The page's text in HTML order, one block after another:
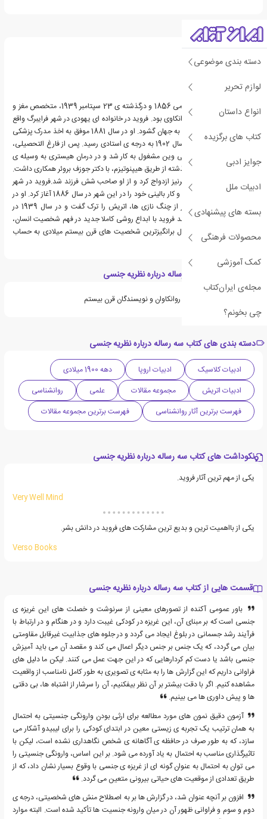
دسته بندی موضوعی
لوازم تحریر
انواع داستان
کتاب های برگزیده
جوایز ادبی
ادبیات ملل
بسته های پیشنهادی
محصولات فرهنگی
کمک آموزشی
مجله‌ی ایران‌کتاب
چی بخونم؟
درباره زیگموند فروید
زیگموند فروید، زاده ی 6 می 1856 و درگذشته ی 23 سپتامبر 1939، متخصص مغز و
اعصاب اتریشی و خالق روانکاوی بود. فروید در خانواده ای یهودی در شهر فرایبرگ واقع
در امپراتوری اتریش چشم به جهان گشود. او در سال 1881 موفق به اخذ مدرک پزشکی
از دانشگاه وین شد و در سال 1902 به درجه ی استادی رسید. پس از فارغ التحصیلی،
فروید در بیمارستان عمومی وین مشغول به کار شد و در درمان هیستری به وسیله ی
یادآوری تجارب دردناک گذشته از طریق هیپنوتیزم، با دکتر جوزف بروئر همکاری داشت.
او در سال 1885 با مارتا برنیز ازدواج کرد و از او صاحب شش فرزند شد.فروید در شهر
وین، زندگی و کار می کرد و کار بالینی خود را در این شهر در سال 1886 آغاز کرد. او در
سال 1938 به منظور فرار از چنگ نازی ها، اتریش را ترک گفت و در سال 1939 در
بریتانیا از دنیا رفت.زیگموند فروید با ابداع روشی کاملا جدید در فهم شخصیت انسان،
جزو تأثیرگذارترین و جنجال برانگیزترین شخصیت های قرن بیستم میلادی به حساب
می آید.
ویژگی های کتاب سه رساله درباره نظریه جنسی
زیگموند فروید از بزرگترین روانکاوان و نویسندگان قرن بیستم
دسته بندی های کتاب سه رساله درباره نظریه جنسی
ادبیات کلاسیک ادبیات اروپا
دهه 1900 میلادی
ادبیات اتریش
مجموعه مقالات علمی
روانشناسی
فهرست برترین آثار روانشناسی
فهرست برترین مجموعه مقالات
نکوداشت های کتاب سه رساله درباره نظریه جنسی
یکی از مهم ترین آثار فروید.
Very Well Mind
یکی از بااهمیت ترین و بدیع ترین مشارکت های فروید در دانش بشر.
Verso Books
قسمت هایی از کتاب سه رساله درباره نظریه جنسی
باور عمومی آکنده از تصورهای معینی از سرنوشت و خصلت های این غریزه ی
جنسی است که بر مبنای آن، این غریزه در کودکی غیبت دارد و در هنگام و در ارتباط با
فرآیند رشد جسمانی در بلوغ ایجاد می گردد و در جلوه های جذابیت غیرقابل مقاومتی
بیان می گردد، که یک جنس بر جنس دیگر اعمال می کند و مقصد آن می باید آمیزش
جنسی باشد یا دست کم کردارهایی که در این جهت عمل می کنند. لیکن ما دلیل های
فراوانی داریم که این گزارش ها را به مثابه ی تصویری به طور کامل نامناسب از واقعیت
مشاهده کنیم. اگر با دقت بیشتر بر آن نظر بیفکنیم، آن را سرشار از اشتباه ها، بی دقتی
ها و پیش داوری ها می بینیم.
آزمون دقیق نمون های مورد مطالعه برای ارثی بودن وارونگی جنسیتی به احتمال
به همان ترتیب یک تجربه ی زیستی معین در ابتدای کودکی را برای لیبیدو آشکار می
سازد، که به طور صرف در حافظه ی آگاهانه ی شخص نگاهداری نشده است، لیکن با
تاثیرگذاری مناسب به احتمال به یاد آورده می شود. بر این اساس، وارونگی جنسیتی را
می توان به احتمال به عنوان گونه ای از غریزه ی جنسی با وقوع بسیار نشان داد، که از
طریق تعدادی از موقعیت های حیاتی بیرونی متعین می گردد.
افزون بر آنچه عنوان شد، در گزارش ها بر به اصطلاح منش های شخصیتی، درجه ی
دوم و سوم و فراوانی ظهور آن در میان وارونه جنسیت ها تأکید شده است. البته موارد